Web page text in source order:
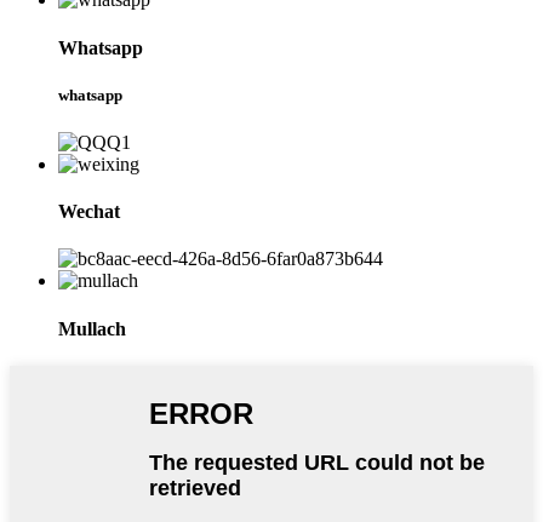
Whatsapp
whatsapp
Wechat
Mullach